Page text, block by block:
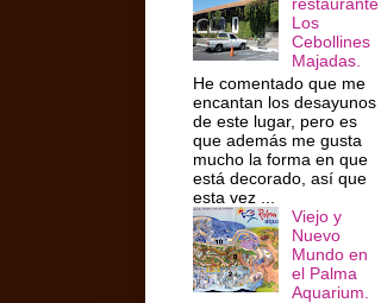
Los
Cebollines
Majadas.
He comentado que me
encantan los desayunos
de este lugar, pero es
que además me gusta
mucho la forma en que
está decorado, así que
esta vez ...
Viejo y
Nuevo
Mundo en
el Palma
Aquarium.